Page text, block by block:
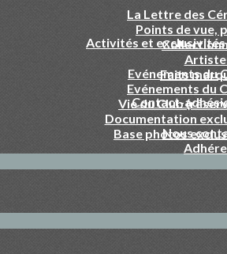
La Lettre des
Points de vue,
Faits
Activités et exclusivités
Evénements du
Evénements du
Vie du Club
Documentation
Base photos
Contact-
Nous